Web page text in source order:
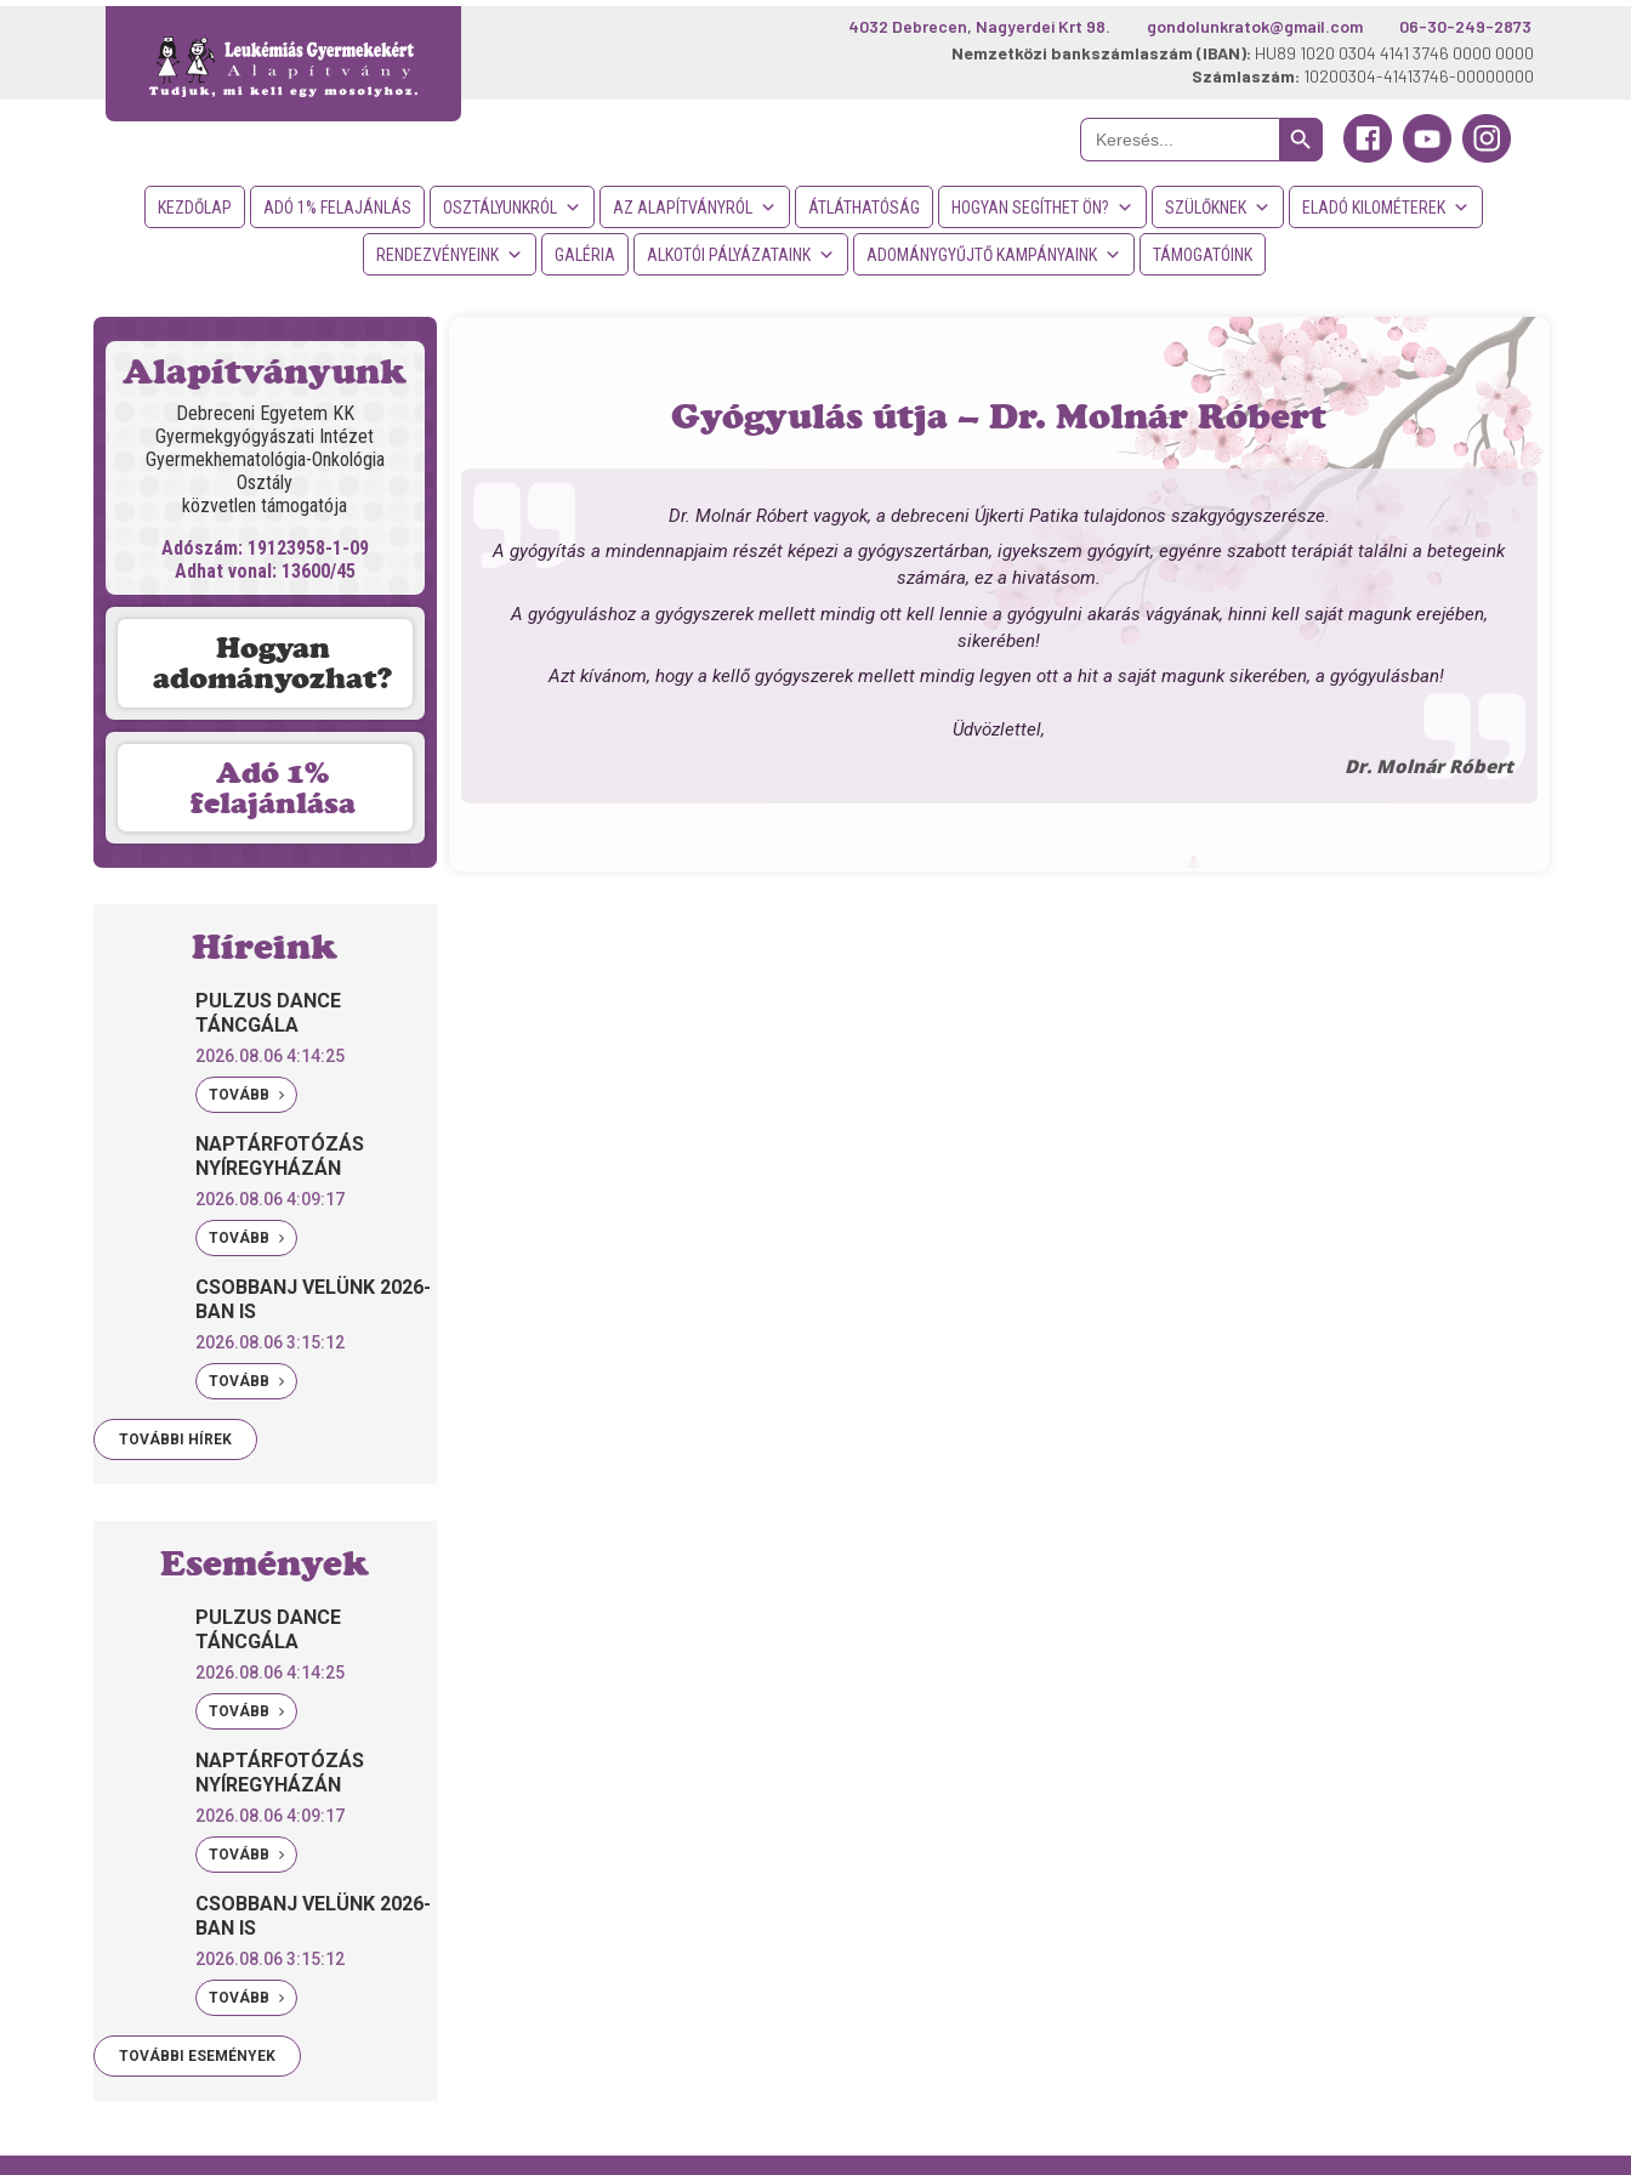
06-30-249-2873
gondolunkratok@gmail.com
4032 Debrecen, Nagyerdei Krt 98.
Nemzetközi bankszámlaszám (IBAN): HU89 1020 0304 4141 3746 0000 0000
Számlaszám: 10200304-41413746-00000000
Search
for:
Search Button
KEZDŐLAP ADÓ 1% FELAJÁNLÁS OSZTÁLYUNKRÓL AZ ALAPÍTVÁNYRÓL ÁTLÁTHATÓSÁG HOGYAN SEGÍTHET ÖN? SZÜLŐKNEK ELADÓ KILOMÉTEREK
RENDEZVÉNYEINK GALÉRIA ALKOTÓI PÁLYÁZATAINK ADOMÁNYGYŰJTŐ KAMPÁNYAINK TÁMOGATÓINK
Alapítványunk
Debreceni Egyetem KK
Gyermekgyógyászati Intézet
Gyermekhematológia-Onkológia
Osztály
közvetlen támogatója
Adószám: 19123958-1-09
Adhat vonal: 13600/45
Hogyan
adományozhat?
Adó 1%
felajánlása
Híreink
PULZUS DANCE
TÁNCGÁLA
2026.08.06 4:14:25
TOVÁBB
NAPTÁRFOTÓZÁS
NYÍREGYHÁZÁN
2026.08.06 4:09:17
TOVÁBB
CSOBBANJ VELÜNK 2026-
BAN IS
2026.08.06 3:15:12
TOVÁBB
TOVÁBBI HÍREK
Események
PULZUS DANCE
TÁNCGÁLA
2026.08.06 4:14:25
TOVÁBB
NAPTÁRFOTÓZÁS
NYÍREGYHÁZÁN
2026.08.06 4:09:17
TOVÁBB
CSOBBANJ VELÜNK 2026-
BAN IS
2026.08.06 3:15:12
TOVÁBB
TOVÁBBI ESEMÉNYEK
Gyógyulás útja – Dr. Molnár Róbert
Dr. Molnár Róbert vagyok, a debreceni Újkerti Patika tulajdonos szakgyógyszerésze.
A gyógyítás a mindennapjaim részét képezi a gyógyszertárban, igyekszem gyógyírt, egyénre szabott terápiát találni a betegeink
számára, ez a hivatásom.
A gyógyuláshoz a gyógyszerek mellett mindig ott kell lennie a gyógyulni akarás vágyának, hinni kell saját magunk erejében,
sikerében!
Azt kívánom, hogy a kellő gyógyszerek mellett mindig legyen ott a hit a saját magunk sikerében, a gyógyulásban!
Üdvözlettel,
Dr. Molnár Róbert